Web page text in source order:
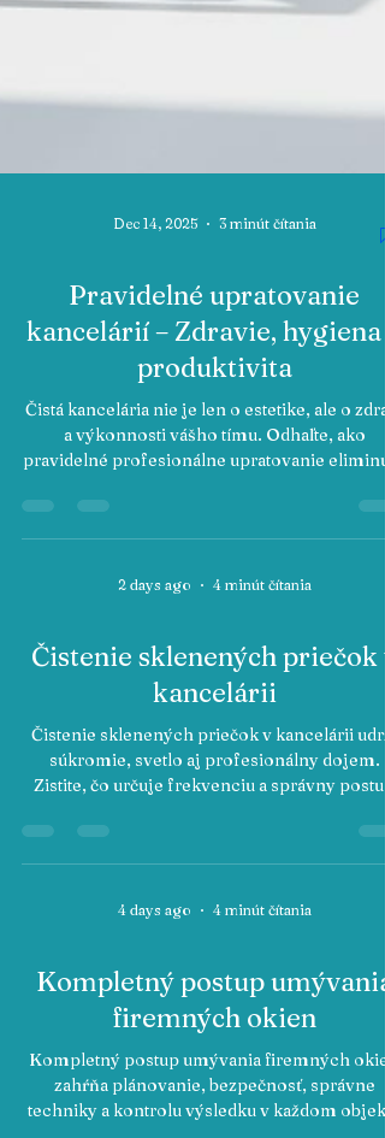
Pravidelné upratovanie
kancelárií – Zdravie, hygiena a
produktivita
Čistá kancelária nie je len o estetike, ale o
a výkonnosti vášho tímu. Odhaľte, ako
pravidelné profesionálne upratovanie
Čistenie sklenených priečok v
kancelárii
Čistenie sklenených priečok v kancelárii udrží
súkromie, svetlo aj profesionálny dojem.
Zistite, čo určuje frekvenciu a správny postup
Kompletný postup umývania
firemných okien
Kompletný postup umývania firemných
zahŕňa plánovanie, bezpečnosť, správne